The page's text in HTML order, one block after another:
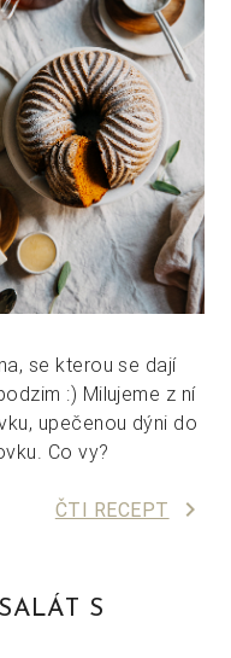
se kterou se dají
:) Milujeme z ní
upečenou dýni do
Co vy?
ČTI RECEPT keyboard_arrow_right
S